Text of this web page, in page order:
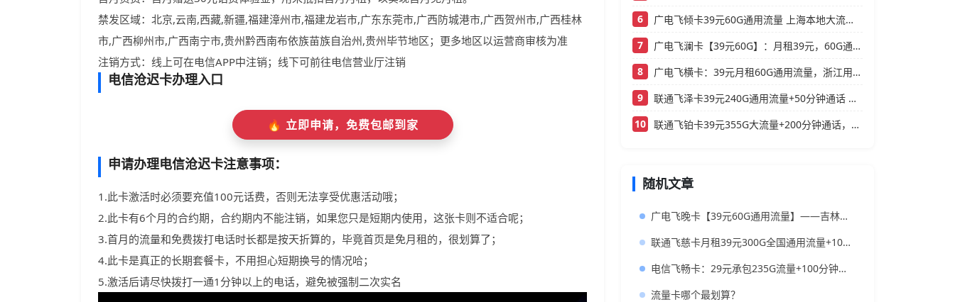
禁发区域：北京,云南,西藏,新疆,福建漳州市,福建龙岩市,广东东莞市,广西防城港市,广西贺州市,广西桂林
市,广西柳州市,广西南宁市,贵州黔西南布依族苗族自治州,贵州毕节地区；更多地区以运营商审核为准
注销方式：线上可在电信APP中注销；线下可前往电信营业厅注销
电信沧迟卡办理入口
🔥 立即申请，免费包邮到家
申请办理电信沧迟卡注意事项：
1.此卡激活时必须要充值100元话费，否则无法享受优惠活动哦；
2.此卡有6个月的合约期，合约期内不能注销，如果您只是短期内使用，这张卡则不适合呢；
3.首月的流量和免费拨打电话时长都是按天折算的，毕竟首页是免月租的，很划算了；
4.此卡是真正的长期套餐卡，不用担心短期换号的情况哈；
5.激活后请尽快拨打一通1分钟以上的电话，避免被强制二次实名
6
广电飞倾卡39元60G通用流量 上海本地大流量卡办理攻略
7
广电飞澜卡【39元60G】：月租39元，60G通用流量，首月免费真香！
8
广电飞横卡：39元月租60G通用流量，浙江用户专属的实用型套餐
9
联通飞泽卡39元240G通用流量+50分钟通话 大流量低月租办理指南
10
联通飞铂卡39元355G大流量+200分钟通话，还送一年会员
随机文章
广电飞晚卡【39元60G通用流量】——吉林专属，首月按天折算，流量充足不踩坑
联通飞慈卡月租39元300G全国通用流量+100分钟+会员，低月租大流量卡推荐
电信飞畅卡：29元承包235G流量+100分钟，打工人&学生党闭眼入攻略
流量卡哪个最划算？